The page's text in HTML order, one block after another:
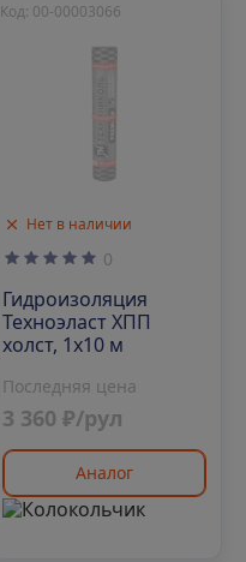
Нет в наличии
Код: 00-00003066
0
Гидроизоляция
Техноэласт ХПП
холст, 1х10 м
Последняя цена
3 360 ₽/рул
Аналог